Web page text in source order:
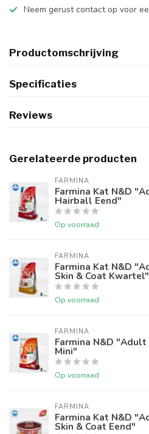
Neem gerust contact op voor
Productomschrijving
Specificaties
Reviews
Gerelateerde producten
FARMINA
Farmina Kat N&D
Hairball Eend"
Op voorraad
FARMINA
Farmina Kat N&D
Skin & Coat Kwartel"
Op voorraad
FARMINA
Farmina N&D "Adult
Mini"
Op voorraad
FARMINA
Farmina Kat N&D
Skin & Coat Eend"